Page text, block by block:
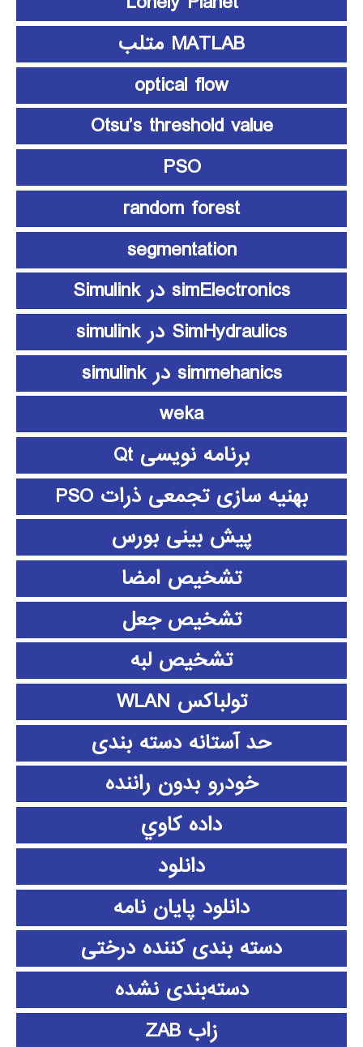
MATLAB متلب
optical flow
Otsu’s threshold value
PSO
random forest
segmentation
simElectronics در Simulink
SimHydraulics در simulink
simmehanics در simulink
weka
برنامه نویسی Qt
بهنیه سازی تجمعی ذرات PSO
پیش بینی بورس
تشخیص امضا
تشخیص جعل
تشخیص لبه
تولباکس WLAN
حد آستانه دسته بندی
خودرو بدون راننده
داده كاوي
دانلود
دانلود پايان نامه
دسته بندی کننده درختی
دسته‌بندی نشده
زاب ZAB